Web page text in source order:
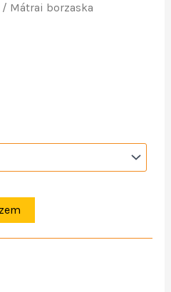
/ Mátrai borzaska